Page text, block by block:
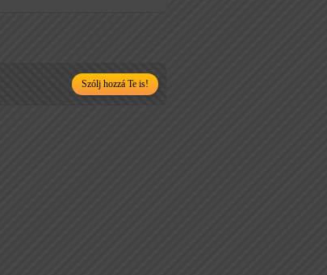
Szólj hozzá Te is!